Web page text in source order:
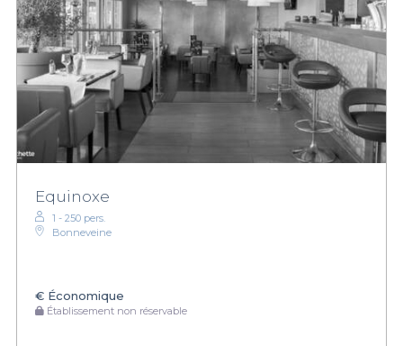
Equinoxe
1 - 250 pers.
Bonneveine
€ Économique
Établissement non réservable